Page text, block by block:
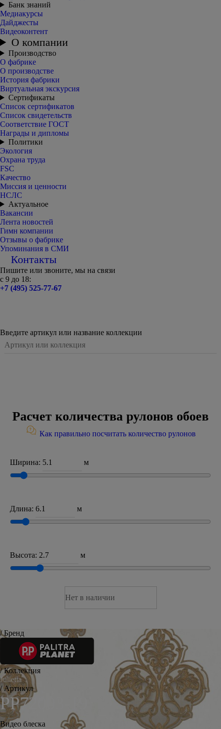
Банк знаний
Медиакурсы
Дайджесты
Видеоконтент
О компании
Производство
О фабрике
О производстве
История фабрики
Виртуальная экскурсия
Сертификаты
Список сертификатов
Список свидетельств
Соответствие ГОСТ
Награды и дипломы
Политики
Экология
Охрана труда
FSC
Качество
Миссия и ценности
НСЛС
Актуальное
Вакансии
Лента новостей
Гимн компании
Отзывы о фабрике
Упоминания в СМИ
Контакты
Пишите или звоните, мы на связи
с 9 до 18:
+7 (495) 525-77-67
Введите артикул или название коллекции
Расчет количества рулонов обоев
Как правильно посчитать количество рулонов
Ширина: м
Длина: м
Высота: м
Нет в наличии
/ Бренд
/ Коллекция
Julietta
/ Артикул
PP72003-19
Видео блеска